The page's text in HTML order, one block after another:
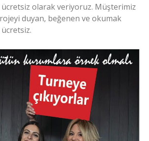
olarak veriyoruz. Müşterimiz
duyan, beğenen ve okumak